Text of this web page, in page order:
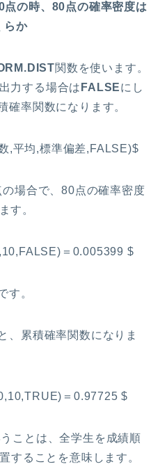
の時、80点の確率密度は
らか
関数を使います。
力する場合は FALSEにし
確率関数になります。
,平均,標準偏差,FALSE)$
場合で、80点の確率密度
す。
＝0.005399 $
す。
、累積確率関数になりま
＝0.97725 $
ことは、全学生を成績順
することを意味します。